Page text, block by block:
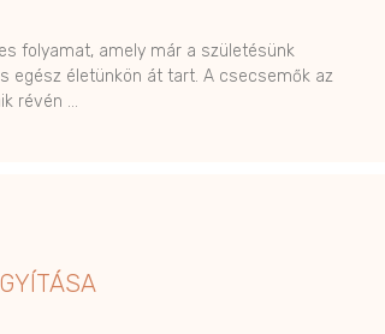
folyamat, amely már a születésünk
egész életünkön át tart. A csecsemők az
révén …